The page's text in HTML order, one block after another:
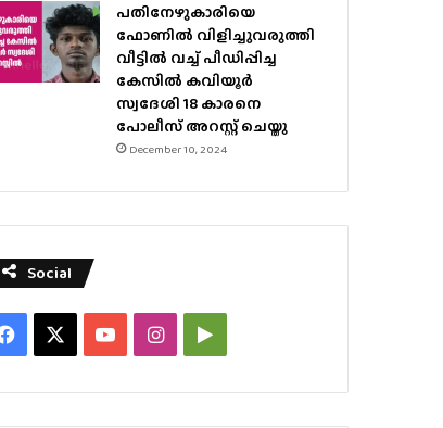
പതിനേഴുകാരിയെ
ഫോണിൽ വിളിച്ചുവരുത്തി
വീട്ടിൽ വച്ച് പീഡിപ്പിച്ച
കേസിൽ കവിയൂർ
സ്വദേശി 18 കാരനെ
പോലീസ് അറസ്റ്റ് ചെയ്തു
December 10, 2024
Social
Facebook YouTubeInstagramGoogle